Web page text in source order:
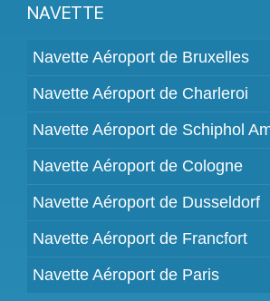
NAVETTE
Navette Aéroport de Bruxelles
Navette Aéroport de Charleroi
Navette Aéroport de Schiphol
Navette Aéroport de Cologne
Navette Aéroport de Dusseldorf
Navette Aéroport de Francfort
Navette Aéroport de Paris